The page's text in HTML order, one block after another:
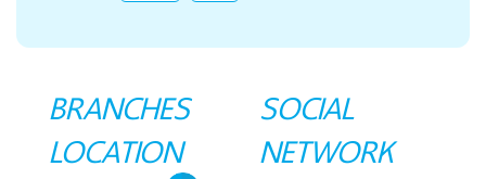
BRANCHES
LOCATION
SOCIAL
NETWORK